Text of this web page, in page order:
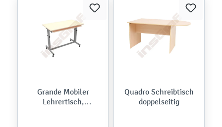
Grande Mobiler
Lehrertisch,
Quadro Schreibtisch
doppelseitig